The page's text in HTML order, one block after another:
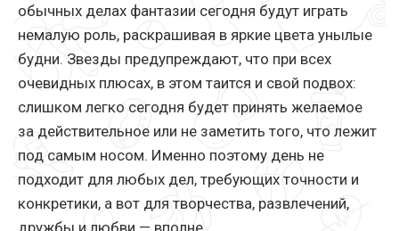
обычных делах фантазии сегодня будут играть
немалую роль, раскрашивая в яркие цвета унылые
будни. Звезды предупреждают, что при всех
очевидных плюсах, в этом таится и свой подвох:
слишком легко сегодня будет принять желаемое
за действительное или не заметить того, что лежит
под самым носом. Именно поэтому день не
подходит для любых дел, требующих точности и
конкретики, а вот для творчества, развлечений,